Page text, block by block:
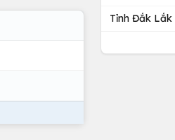
Tỉnh Đắk Lắk